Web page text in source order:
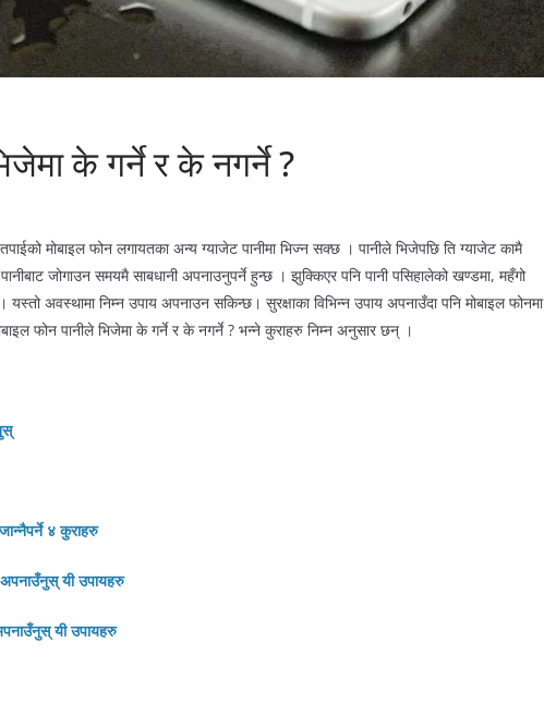
के गर्ने र के नगर्ने ?
मोबाइल फोन लगायतका अन्य ग्याजेट पानीमा भिज्न सक्छ । पानीले भिजेपछि ति ग्याजेट कामै
जोगाउन समयमै साबधानी अपनाउनुपर्ने हुन्छ । झुक्किएर पनि पानी पसिहालेको खण्डमा, महँगो
अवस्थामा निम्न उपाय अपनाउन सकिन्छ। सुरक्षाका विभिन्न उपाय अपनाउँदा पनि मोबाइल फोनमा
फोन पानीले भिजेमा के गर्ने र के नगर्ने ? भन्ने कुराहरु निम्न अनुसार छन् ।
४ कुराहरु
अपनाउँनुस् यी उपायहरु
यी उपायहरु